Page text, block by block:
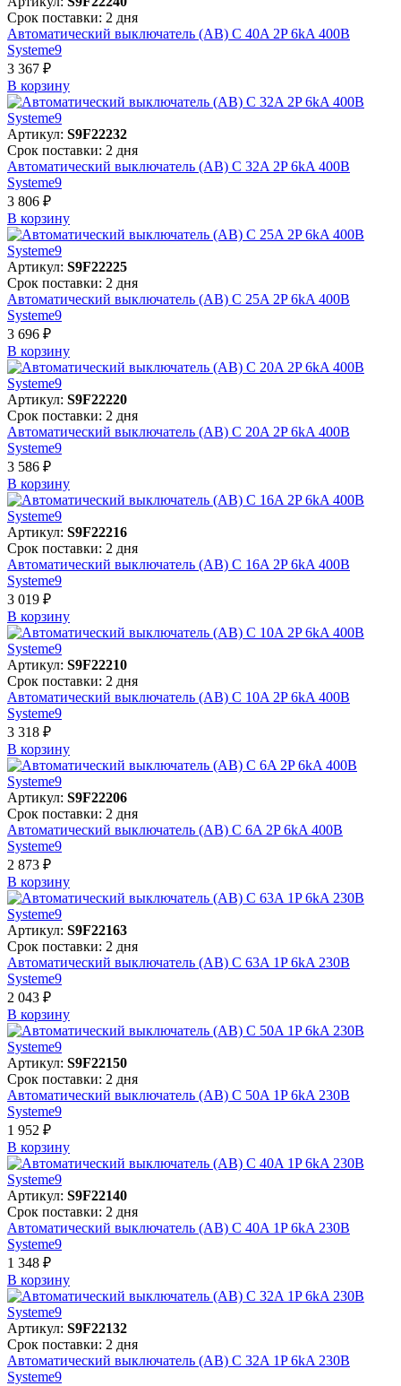
Срок поставки: 2 дня
Автоматический выключатель (АВ) C 40A 2P 6kA 400В
Systeme9
3 367 ₽
В корзинy
Артикул: S9F22232
Срок поставки: 2 дня
Автоматический выключатель (АВ) C 32A 2P 6kA 400В
Systeme9
3 806 ₽
В корзинy
Артикул: S9F22225
Срок поставки: 2 дня
Автоматический выключатель (АВ) C 25A 2P 6kA 400В
Systeme9
3 696 ₽
В корзинy
Артикул: S9F22220
Срок поставки: 2 дня
Автоматический выключатель (АВ) C 20A 2P 6kA 400В
Systeme9
3 586 ₽
В корзинy
Артикул: S9F22216
Срок поставки: 2 дня
Автоматический выключатель (АВ) C 16A 2P 6kA 400В
Systeme9
3 019 ₽
В корзинy
Артикул: S9F22210
Срок поставки: 2 дня
Автоматический выключатель (АВ) C 10A 2P 6kA 400В
Systeme9
3 318 ₽
В корзинy
Артикул: S9F22206
Срок поставки: 2 дня
Автоматический выключатель (АВ) C 6A 2P 6kA 400В
Systeme9
2 873 ₽
В корзинy
Артикул: S9F22163
Срок поставки: 2 дня
Автоматический выключатель (АВ) C 63A 1P 6kA 230В
Systeme9
2 043 ₽
В корзинy
Артикул: S9F22150
Срок поставки: 2 дня
Автоматический выключатель (АВ) C 50A 1P 6kA 230В
Systeme9
1 952 ₽
В корзинy
Артикул: S9F22140
Срок поставки: 2 дня
Автоматический выключатель (АВ) C 40A 1P 6kA 230В
Systeme9
1 348 ₽
В корзинy
Артикул: S9F22132
Срок поставки: 2 дня
Автоматический выключатель (АВ) C 32A 1P 6kA 230В
Systeme9